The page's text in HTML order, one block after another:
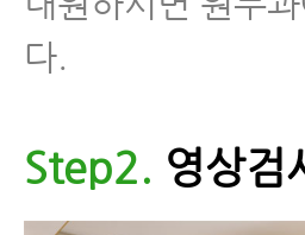
다.
Step2. 영상검